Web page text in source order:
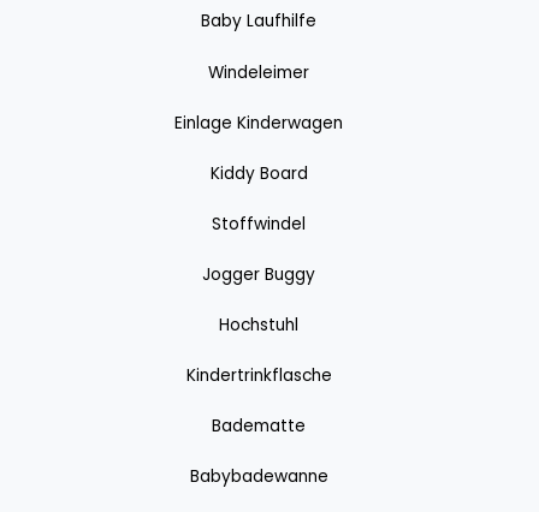
Baby Laufhilfe
Windeleimer
Einlage Kinderwagen
Kiddy Board
Stoffwindel
Jogger Buggy
Hochstuhl
Kindertrinkflasche
Badematte
Babybadewanne